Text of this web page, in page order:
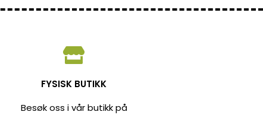
FYSISK BUTIKK
Besøk oss i vår butikk på